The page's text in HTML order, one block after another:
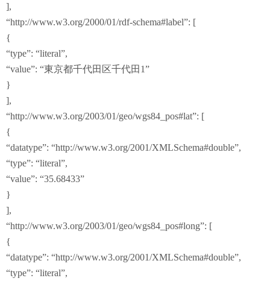
],
“http://www.w3.org/2000/01/rdf-schema#label”: [
{
“type”: “literal”,
“value”: “東京都千代田区千代田1”
}
],
“http://www.w3.org/2003/01/geo/wgs84_pos#lat”: [
{
“datatype”: “http://www.w3.org/2001/XMLSchema#double”,
“type”: “literal”,
“value”: “35.68433”
}
],
“http://www.w3.org/2003/01/geo/wgs84_pos#long”: [
{
“datatype”: “http://www.w3.org/2001/XMLSchema#double”,
“type”: “literal”,